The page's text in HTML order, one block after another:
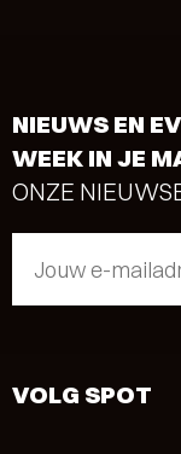
NIEUWS EN
WEEK IN JE
ONZE
Jouw e-
VOLG SPOT